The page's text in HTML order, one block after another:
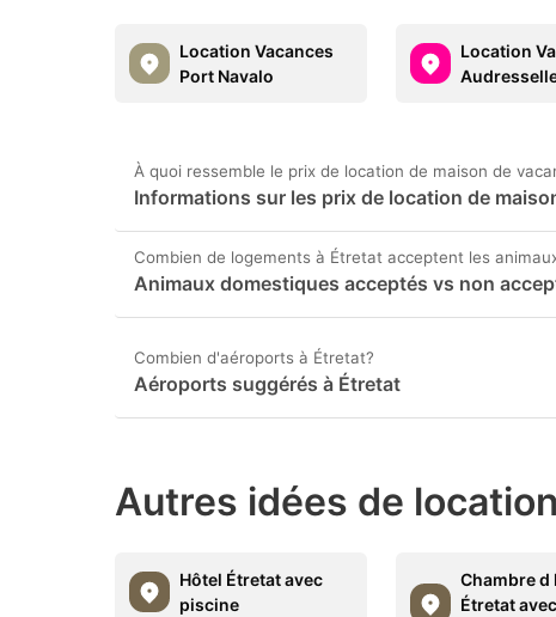
Location Vacances
Port Navalo
Location
À quoi ressemble le prix de location de maison de
Informations sur les prix de location de
Combien de logements à Étretat acceptent les
Animaux domestiques acceptés vs non
Combien d'aéroports à Étretat?
Aéroports suggérés à Étretat
Autres idées de
Hôtel Étretat avec
piscine
Chambre d
Étretat